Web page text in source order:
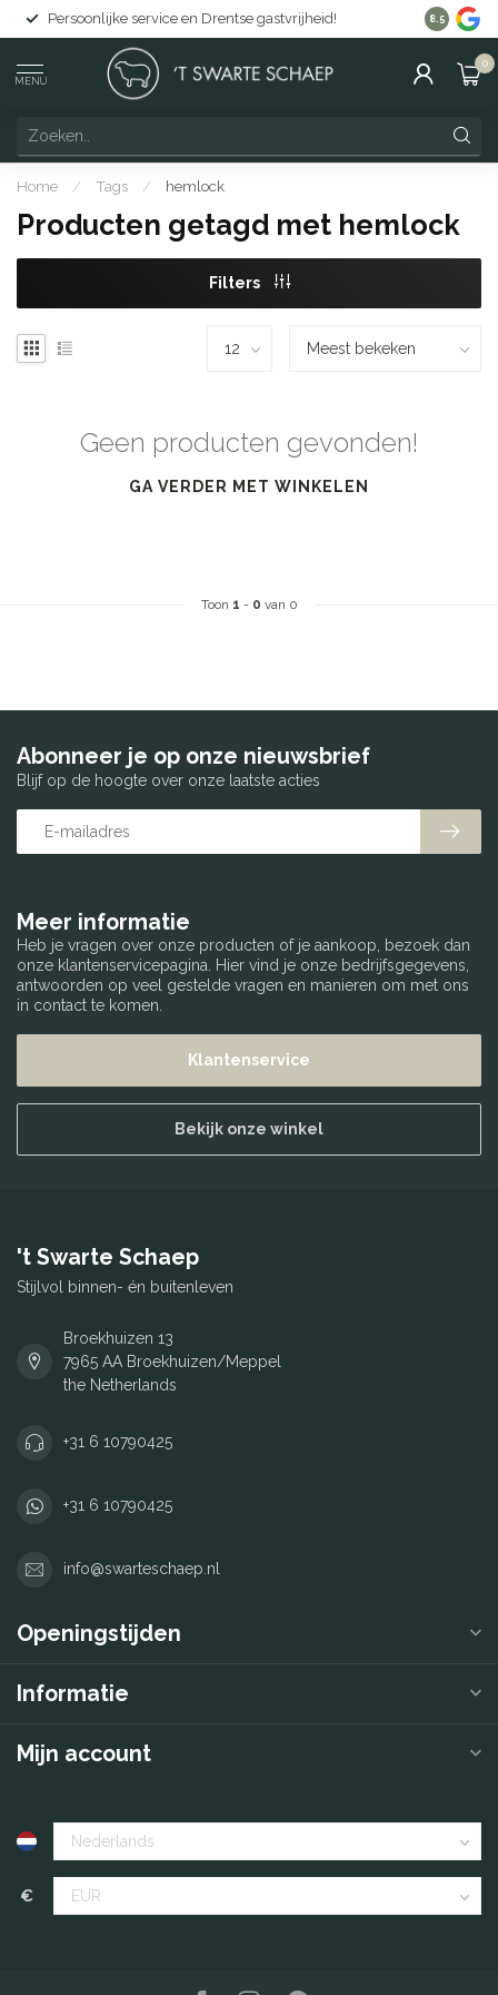
Persoonlijke service en Drentse gastvrijheid! Gratis
8.5
MENU
0
Home / Tags / hemlock
Producten getagd met hemlock
Filters
Geen producten gevonden!
GA VERDER MET WINKELEN
Toon 1 - 0 van 0
Meer informatie
Heb je vragen over onze producten of je aankoop, bezoek dan
onze klantenservicepagina. Hier vind je onze bedrijfsgegevens,
antwoorden op veel gestelde vragen en manieren om met ons
in contact te komen.
Klantenservice
Bekijk onze winkel
Abonneer je op onze nieuwsbrief
Blijf op de hoogte over onze laatste acties
't Swarte Schaep
Stijlvol binnen- én buitenleven
Broekhuizen 13
7965 AA Broekhuizen/Meppel
the Netherlands
+31 6 10790425
+31 6 10790425
info@swarteschaep.nl
Openingstijden
Informatie
Mijn account
€